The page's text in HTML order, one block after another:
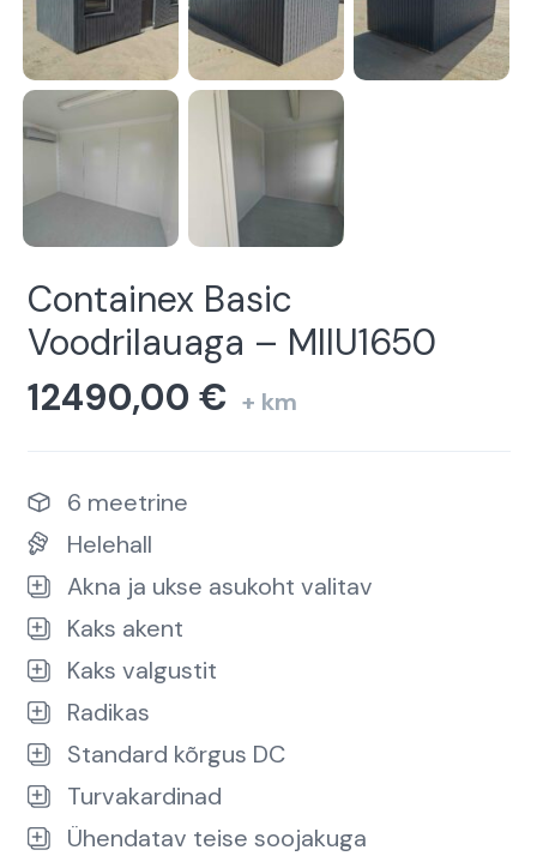
Containex Basic
Voodrilauaga – MIIU1650
12490,00 € + km
6 meetrine
Helehall
Akna ja ukse asukoht valitav
Kaks akent
Kaks valgustit
Radikas
Standard kõrgus DC
Turvakardinad
Ühendatav teise soojakuga